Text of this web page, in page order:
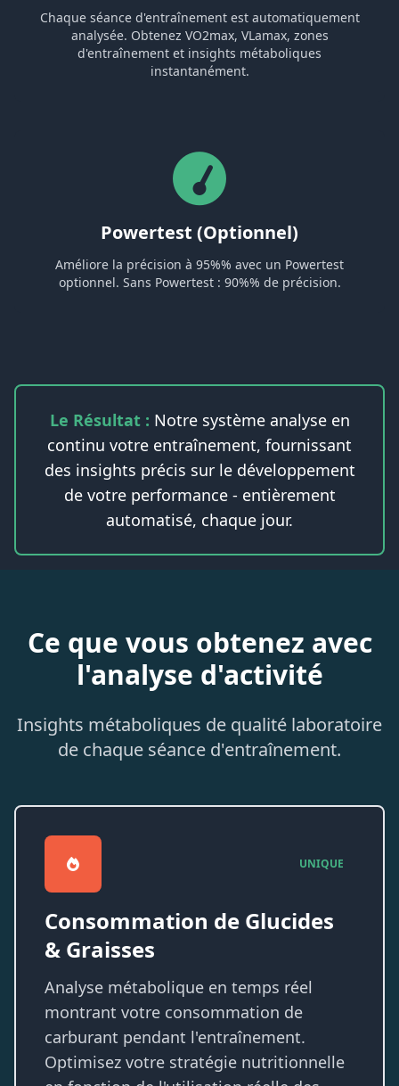
Chaque séance d'entraînement est automatiquement
analysée. Obtenez VO2max, VLamax, zones
d'entraînement et insights métaboliques
instantanément.
Powertest (Optionnel)
Améliore la précision à 95%% avec un Powertest
optionnel. Sans Powertest : 90%% de précision.
Le Résultat : Notre système analyse en
continu votre entraînement, fournissant
des insights précis sur le développement
de votre performance - entièrement
automatisé, chaque jour.
Ce que vous obtenez avec
l'analyse d'activité
Insights métaboliques de qualité laboratoire
de chaque séance d'entraînement.
UNIQUE
Consommation de Glucides
& Graisses
Analyse métabolique en temps réel
montrant votre consommation de
carburant pendant l'entraînement.
Optimisez votre stratégie nutritionnelle